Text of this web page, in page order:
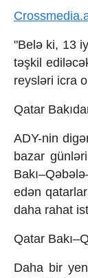
Siyasət
Ekologiya
Zəfər - 5
Gənclər və
Hadisə
Sosium
Mənəvi
Texnologiya
Mətbuat-150
Əlaqə
Missiyamız
"Belə ki, 13
təşkil
reysləri icra
Qatar
ADY-nin
bazar
edən
daha rahat
Qatar
Daha bir